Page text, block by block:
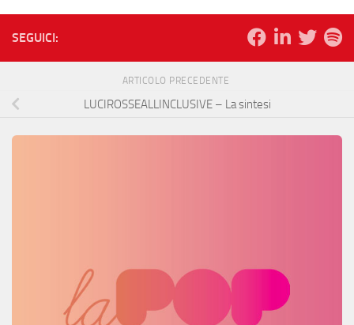
SEGUICI:
ARTICOLO PRECEDENTE
LUCIROSSEALLINCLUSIVE – La sintesi